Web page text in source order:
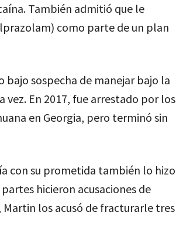
También admitió que le
como parte de un plan
bajo sospecha de manejar bajo la
En 2017, fue arrestado por los
en Georgia, pero terminó sin
con su prometida también lo hizo
hicieron acusaciones de
Martin los acusó de fracturarle tres